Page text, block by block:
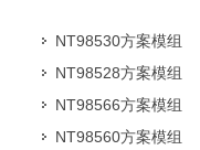
NT98530方案模组
NT98528方案模组
NT98566方案模组
NT98560方案模组